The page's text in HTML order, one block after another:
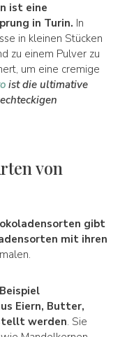
ist eine
in Turin. In
in kleinen Stücken
zu einem Pulver zu
um eine cremige
ist die ultimative
von
gibt
mit ihren
Eiern, Butter,
werden. Sie